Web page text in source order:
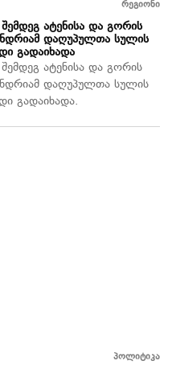
რეგიონი
ატენისა და გორის
დაღუპულთა სულის
გადაიხადა
ატენისა და გორის
დაღუპულთა სულის
გადაიხადა.
პოლიტიკა